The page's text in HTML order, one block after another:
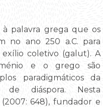
à palavra grega que os
no ano 250 a.C. para
coletivo (galut). A
e o grego são
paradigmáticos da
de diáspora. Nesta
648), fundador e